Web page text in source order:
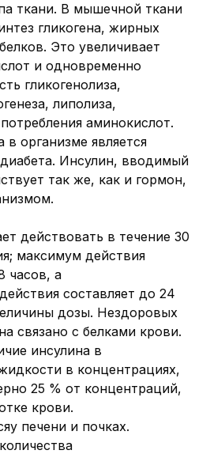
ткани. В мышечной ткани
гликогена, жирных
Это увеличивает
и одновременно
гликогенолиза,
липолиза,
аминокислот.
в организме является
Инсулин, вводимый
так же, как и гормон,
действовать в течение 30
максимум действия
часов, а
составляет до 24
дозы. Нездоровых
связано с белками крови.
инсулина в
в концентрациях,
25 % от концентраций,
крови.
печени и почках.